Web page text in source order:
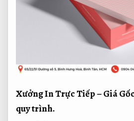
Xưởng In Trực Tiếp – Giá
quy trình.